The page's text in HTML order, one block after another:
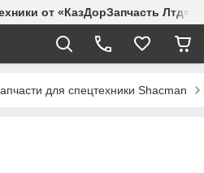
от «КазДорЗапчасть Лтд»
для спецтехники Shacman